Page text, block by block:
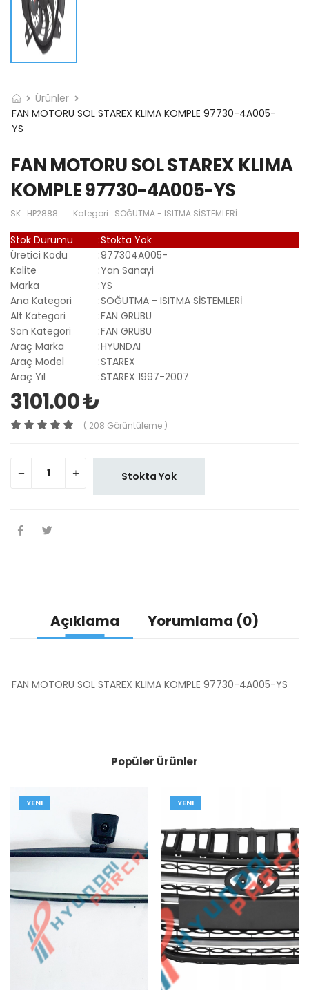
Ürünler
FAN MOTORU SOL STAREX KLIMA KOMPLE 97730-4A005-
YS
FAN MOTORU SOL STAREX KLIMA
KOMPLE 97730-4A005-YS
SK: HP2888 Kategori: SOĞUTMA - ISITMA SİSTEMLERİ
Stok Durumu :Stokta Yok
Üretici Kodu
:977304A005-
Kalite
:Yan Sanayi
Marka
:YS
Ana Kategori
:SOĞUTMA - ISITMA SİSTEMLERİ
Alt Kategori
:FAN GRUBU
Son Kategori
:FAN GRUBU
Araç Marka
:HYUNDAI
Araç Model
:STAREX
Araç Yıl
:STAREX 1997-2007
3101.00 ₺
( 208 Görüntüleme )
Stokta Yok
Açıklama Yorumlama (0)
FAN MOTORU SOL STAREX KLIMA KOMPLE 97730-4A005-YS
Popüler Ürünler
YENI YENI